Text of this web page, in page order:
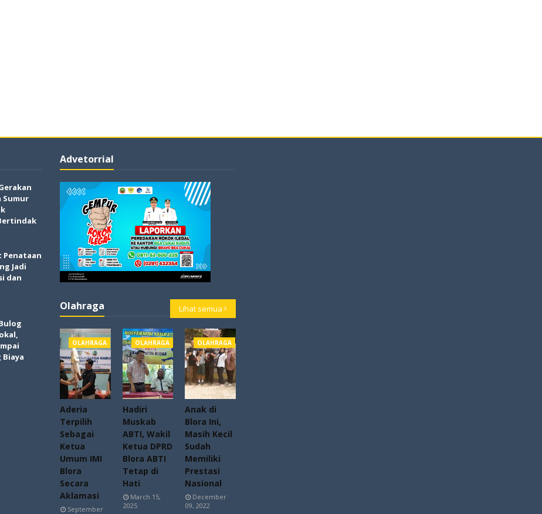
Sumur
Penataan
Jadi
dan
Advetorrial
Olahraga Lihat semua
OLAHRAGA
Aderia
Terpilih
Sebagai
Ketua
Umum IMI
Blora
Secara
Aklamasi
September
OLAHRAGA
Hadiri
Muskab
ABTI, Wakil
Ketua DPRD
Blora ABTI
Tetap di
Hati
March 15,
2025
OLAHRAGA
Anak di
Blora Ini,
Masih Kecil
Sudah
Memiliki
Prestasi
Nasional
December
09, 2022